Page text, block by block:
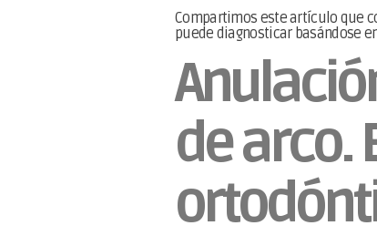
Compartimos este artículo que
puede diagnosticar basándose
de arco.